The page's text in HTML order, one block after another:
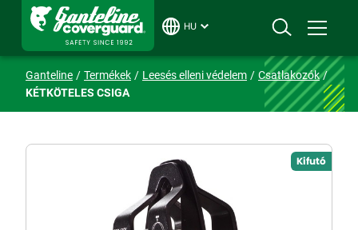
HU
Ganteline Termékek Leesés elleni védelem
Csatlakozók
KÉTKÖTELES CSIGA
Kifutó